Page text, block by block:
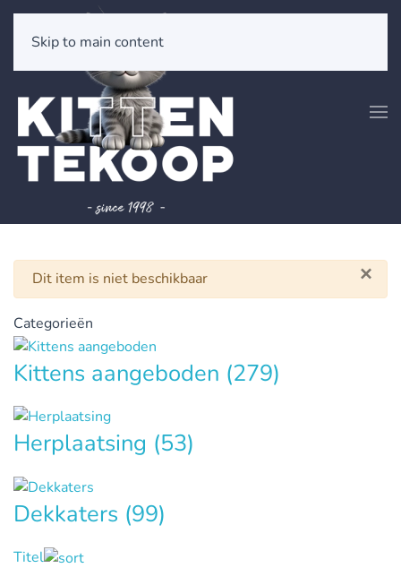
Skip to main content
×
Waarschuwing
Dit item is niet beschikbaar
Categorieën
Kittens aangeboden (279)
Herplaatsing (53)
Dekkaters (99)
Titel